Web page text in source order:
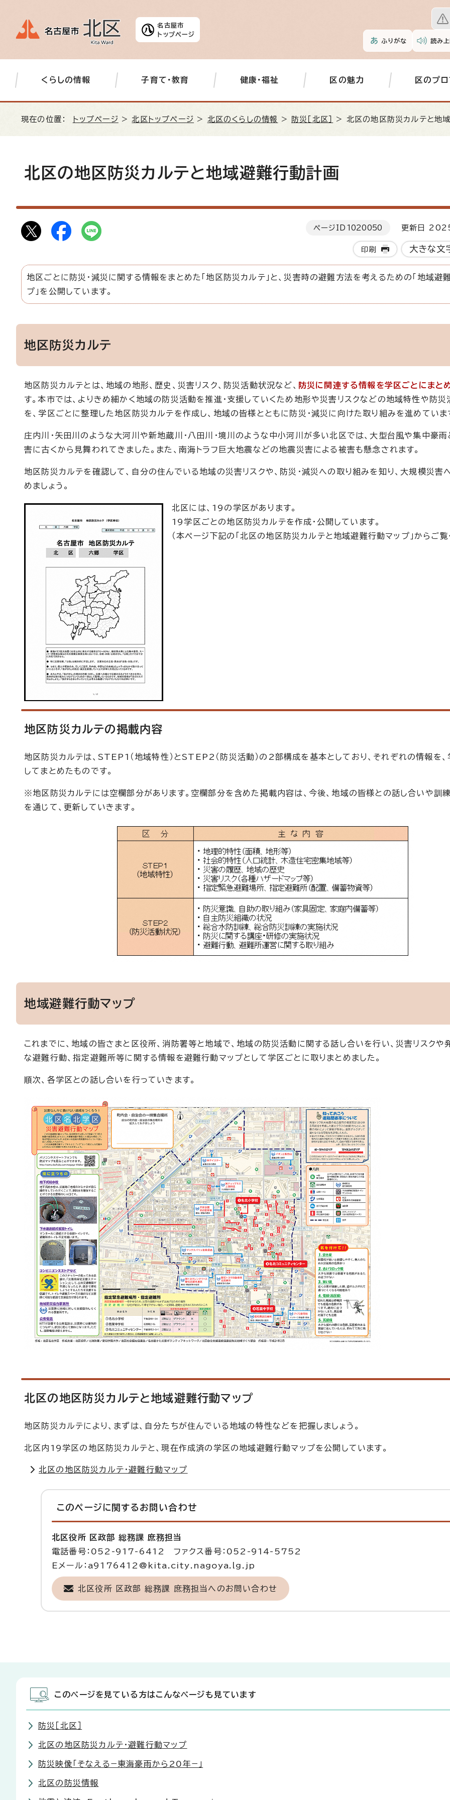
名古屋市
トップページ
ふりがな 読み
くらしの情報 子育て・教育 健康・福祉 区の魅力 区のプ
現在の位置： トップページ >北区トップページ > 北区のくらしの情報 > 防災［北区］ > 北区の地区防災カルテと地
北区の地区防災カルテと地域避難行動計画
ページID 1020050 更新日
印刷 大きな文
地区ごとに防災・減災に関する情報をまとめた「地区防災カルテ」と、災害時の避難方法を考えるための「地域避
プ」を公開しています。
地区防災カルテ
地区防災カルテとは、地域の地形、歴史、災害リスク、防災活動状況など、 防災に関連する情報を学区ごとにまと
す。本市では、よりきめ細かく地域の防災活動を推進・支援していくため地形や災害リスクなどの地域特性や防
を、学区ごとに整理した地区防災カルテを作成し、地域の皆様とともに防災・減災に向けた取り組みを進めていま
庄内川・矢田川のような大河川や新地蔵川・八田川・境川のような中小河川が多い北区では、大型台風や集中豪雨
害に古くから見舞われてきました。また、南海トラフ巨大地震などの地震災害による被害も懸念されます。
地区防災カルテを確認して、自分の住んでいる地域の災害リスクや、防災・減災への取り組みを知り、大規模災害
めましょう。
北区には、19の学区があります。
19学区ごとの地区防災カルテを作成・公開しています。
（本ページ下記の「北区の地区防災カルテと地域避難行動マップ」からご覧
地区防災カルテの掲載内容
地区防災カルテは、STEP1（地域特性）とSTEP2（防災活動）の2部構成を基本としており、それぞれの情報を、
してまとめたものです。
※地区防災カルテには空欄部分があります。空欄部分を含めた掲載内容は、今後、地域の皆様との話し合いや訓
を通じて、更新していきます。
地域避難行動マップ
これまでに、地域の皆さまと区役所、消防署等と地域で、地域の防災活動に関する話し合いを行い、災害リスクや
な避難行動、指定避難所等に関する情報を避難行動マップとして学区ごとに取りまとめました。
順次、各学区との話し合いを行っていきます。
北区の地区防災カルテと地域避難行動マップ
地区防災カルテにより、まずは、自分たちが住んでいる地域の特性などを把握しましょう。
北区内19学区の地区防災カルテと、現在作成済の学区の地域避難行動マップを公開しています。
北区の地区防災カルテ・避難行動マップ
このページに関する お問い合わせ
北区役所 区政部 総務課 庶務担当
電話番号：052-917-6412 ファクス番号：052-914-5752
Eメール：a9176412@kita.city.nagoya.lg.jp
北区役所 区政部 総務課 庶務担当へのお問い合わせ
このページを見ている方はこんなページも見ています
防災［北区］
北区の地区防災カルテ・避難行動マップ
防災映像「そなえる−東海豪雨から20年−」
北区の防災情報